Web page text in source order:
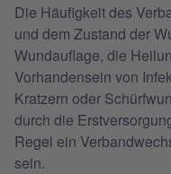
Die Häufigkeit des
und dem Zustand der
Wundauflage, die
Vorhandensein von
Kratzern oder
durch die
Regel ein
sein.